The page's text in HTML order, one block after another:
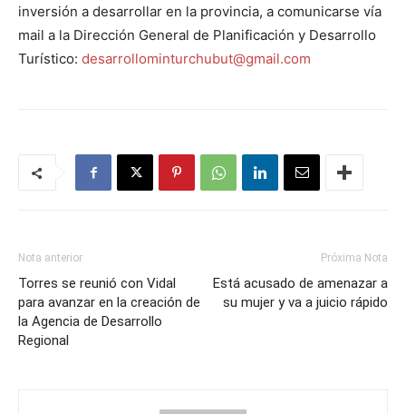
inversión a desarrollar en la provincia, a comunicarse vía
mail a la Dirección General de Planificación y Desarrollo
Turístico: desarrollominturchubut@gmail.com
Nota anterior
Torres se reunió con Vidal
para avanzar en la creación de
la Agencia de Desarrollo
Regional
Próxima Nota
Está acusado de amenazar a
su mujer y va a juicio rápido